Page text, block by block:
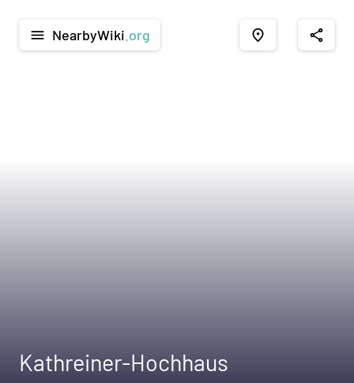
menu NearbyWiki .org place share
Kathreiner-Hochhaus